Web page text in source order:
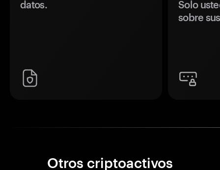
datos.
Solo
sobre
Otros criptoactivos